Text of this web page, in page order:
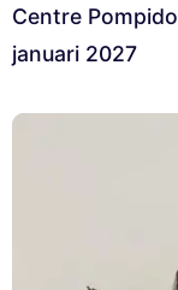
Centre
januari 2027